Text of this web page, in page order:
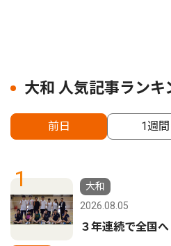
大和 人気記事ランキ
前日 1週間
1
大和
2026.08.05
３年連続で全国